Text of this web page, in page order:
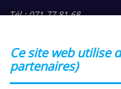
Tél : 071 77 81 68
EMAIL :ALC-
Errata brochure
Ce site web utilise
partenaires)